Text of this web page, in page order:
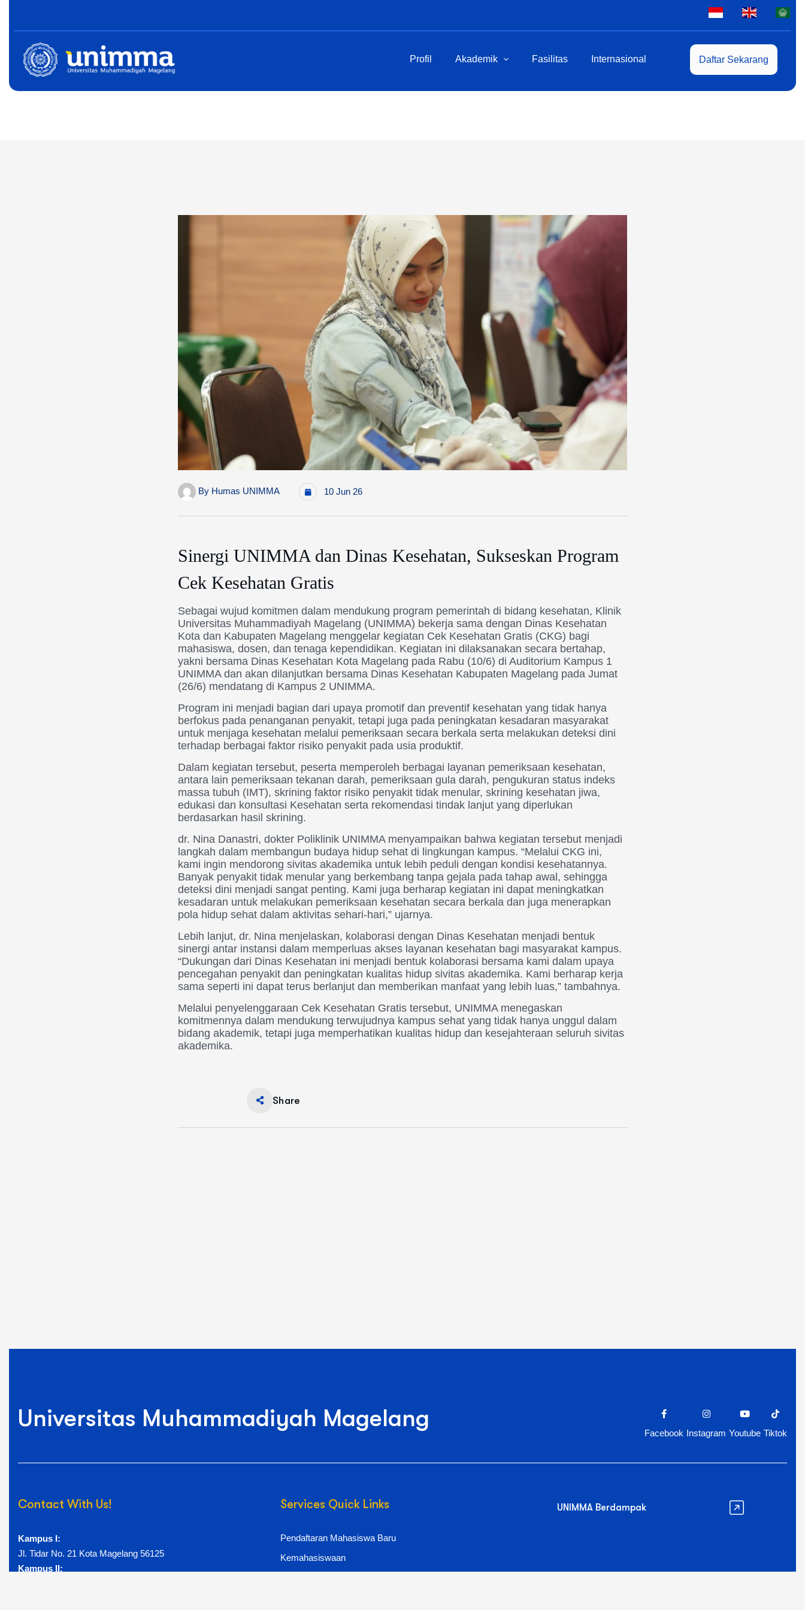
Profil Akademik Fasilitas Internasional Daftar Sekarang
By Humas UNIMMA 10 Jun 26
Sinergi UNIMMA dan Dinas Kesehatan, Sukseskan Program
Cek Kesehatan Gratis
Sebagai wujud komitmen dalam mendukung program pemerintah di bidang kesehatan, Klinik
Universitas Muhammadiyah Magelang (UNIMMA) bekerja sama dengan Dinas Kesehatan
Kota dan Kabupaten Magelang menggelar kegiatan Cek Kesehatan Gratis (CKG) bagi
mahasiswa, dosen, dan tenaga kependidikan. Kegiatan ini dilaksanakan secara bertahap,
yakni bersama Dinas Kesehatan Kota Magelang pada Rabu (10/6) di Auditorium Kampus 1
UNIMMA dan akan dilanjutkan bersama Dinas Kesehatan Kabupaten Magelang pada Jumat
(26/6) mendatang di Kampus 2 UNIMMA.
Program ini menjadi bagian dari upaya promotif dan preventif kesehatan yang tidak hanya
berfokus pada penanganan penyakit, tetapi juga pada peningkatan kesadaran masyarakat
untuk menjaga kesehatan melalui pemeriksaan secara berkala serta melakukan deteksi dini
terhadap berbagai faktor risiko penyakit pada usia produktif.
Dalam kegiatan tersebut, peserta memperoleh berbagai layanan pemeriksaan kesehatan,
antara lain pemeriksaan tekanan darah, pemeriksaan gula darah, pengukuran status indeks
massa tubuh (IMT), skrining faktor risiko penyakit tidak menular, skrining kesehatan jiwa,
edukasi dan konsultasi Kesehatan serta rekomendasi tindak lanjut yang diperlukan
berdasarkan hasil skrining.
dr. Nina Danastri, dokter Poliklinik UNIMMA menyampaikan bahwa kegiatan tersebut menjadi
langkah dalam membangun budaya hidup sehat di lingkungan kampus. “Melalui CKG ini,
kami ingin mendorong sivitas akademika untuk lebih peduli dengan kondisi kesehatannya.
Banyak penyakit tidak menular yang berkembang tanpa gejala pada tahap awal, sehingga
deteksi dini menjadi sangat penting. Kami juga berharap kegiatan ini dapat meningkatkan
kesadaran untuk melakukan pemeriksaan kesehatan secara berkala dan juga menerapkan
pola hidup sehat dalam aktivitas sehari-hari,” ujarnya.
Lebih lanjut, dr. Nina menjelaskan, kolaborasi dengan Dinas Kesehatan menjadi bentuk
sinergi antar instansi dalam memperluas akses layanan kesehatan bagi masyarakat kampus.
“Dukungan dari Dinas Kesehatan ini menjadi bentuk kolaborasi bersama kami dalam upaya
pencegahan penyakit dan peningkatan kualitas hidup sivitas akademika. Kami berharap kerja
sama seperti ini dapat terus berlanjut dan memberikan manfaat yang lebih luas,” tambahnya.
Melalui penyelenggaraan Cek Kesehatan Gratis tersebut, UNIMMA menegaskan
komitmennya dalam mendukung terwujudnya kampus sehat yang tidak hanya unggul dalam
bidang akademik, tetapi juga memperhatikan kualitas hidup dan kesejahteraan seluruh sivitas
akademika.
Share
Universitas Muhammadiyah Magelang
Facebook Instagram Youtube Tiktok
Contact With Us!
Kampus I:
Jl. Tidar No. 21 Kota Magelang 56125
Kampus II:
Services Quick Links
Pendaftaran Mahasiswa Baru
Kemahasiswaan
UNIMMA Berdampak